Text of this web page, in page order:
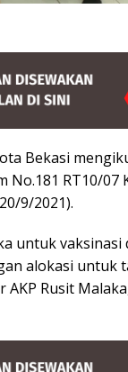
Bekasi
No.181 RT10/07
9/2021).
untuk vaksinasi
alokasi untuk
Rusit